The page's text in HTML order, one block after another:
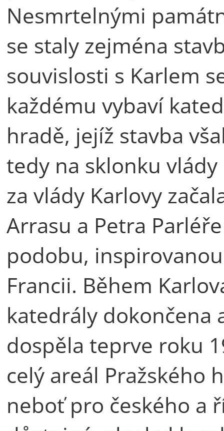
Nesmrtelnými
se staly zejména
souvislosti s Karlem
každému vybaví
hradě, jejíž stavba
tedy na sklonku vlády
za vlády Karlovy
Arrasu a Petra
podobu,
Francii. Během
katedrály dokončena
dospěla teprve roku
celý areál Pražského
neboť pro českého a